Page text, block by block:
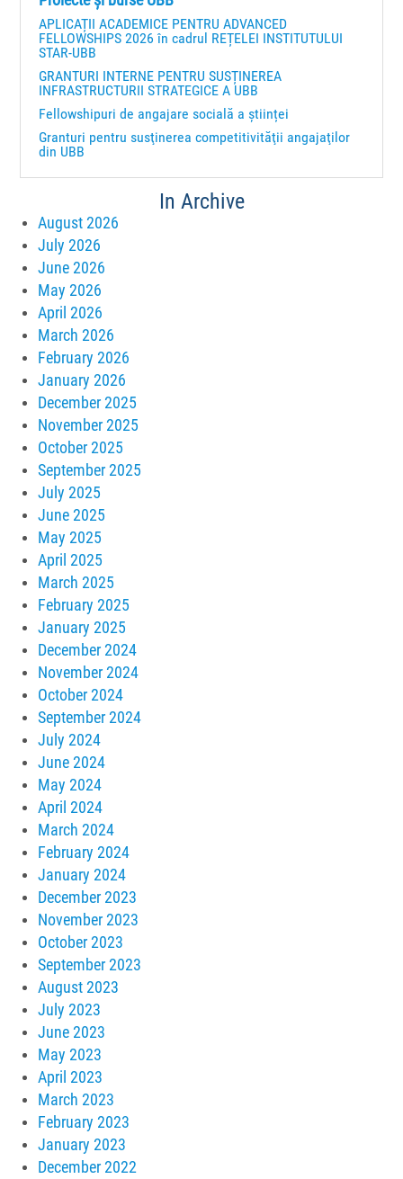
APLICAȚII ACADEMICE PENTRU ADVANCED
FELLOWSHIPS 2026 în cadrul REȚELEI INSTITUTULUI
STAR-UBB
GRANTURI INTERNE PENTRU SUSȚINEREA
INFRASTRUCTURII STRATEGICE A UBB
Fellowshipuri de angajare socială a științei
Granturi pentru susţinerea competitivităţii angajaţilor
din UBB
In Archive
August 2026
July 2026
June 2026
May 2026
April 2026
March 2026
February 2026
January 2026
December 2025
November 2025
October 2025
September 2025
July 2025
June 2025
May 2025
April 2025
March 2025
February 2025
January 2025
December 2024
November 2024
October 2024
September 2024
July 2024
June 2024
May 2024
April 2024
March 2024
February 2024
January 2024
December 2023
November 2023
October 2023
September 2023
August 2023
July 2023
June 2023
May 2023
April 2023
March 2023
February 2023
January 2023
December 2022